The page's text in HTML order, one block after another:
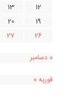
12
13
19
20
26
27
« دسامبر
فوریه »